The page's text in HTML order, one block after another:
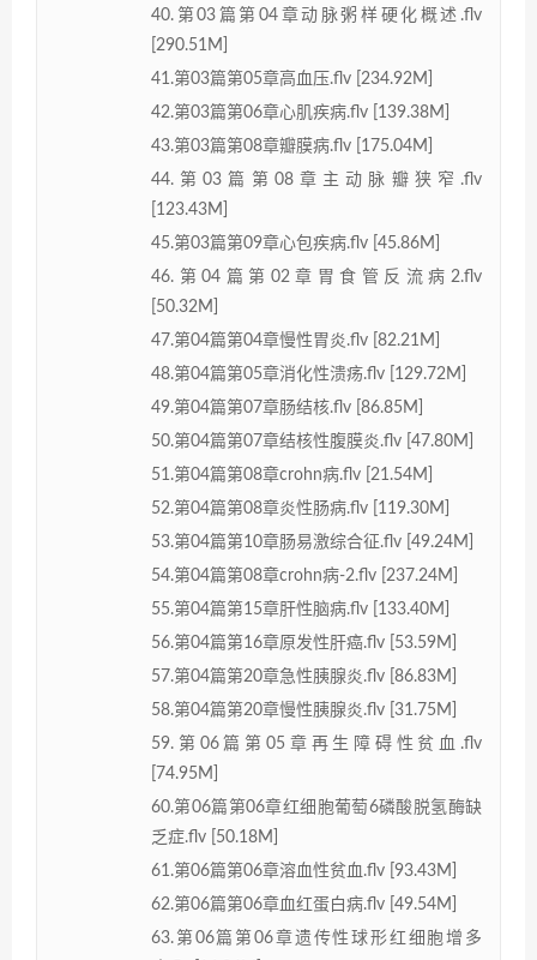
40.第03篇第04章动脉粥样硬化概述.flv
[290.51M]
41.第03篇第05章高血压.flv [234.92M]
42.第03篇第06章心肌疾病.flv [139.38M]
43.第03篇第08章瓣膜病.flv [175.04M]
44.第03篇第08章主动脉瓣狭窄.flv
[123.43M]
45.第03篇第09章心包疾病.flv [45.86M]
46.第04篇第02章胃食管反流病2.flv
[50.32M]
47.第04篇第04章慢性胃炎.flv [82.21M]
48.第04篇第05章消化性溃疡.flv [129.72M]
49.第04篇第07章肠结核.flv [86.85M]
50.第04篇第07章结核性腹膜炎.flv [47.80M]
51.第04篇第08章crohn病.flv [21.54M]
52.第04篇第08章炎性肠病.flv [119.30M]
53.第04篇第10章肠易激综合征.flv [49.24M]
54.第04篇第08章crohn病-2.flv [237.24M]
55.第04篇第15章肝性脑病.flv [133.40M]
56.第04篇第16章原发性肝癌.flv [53.59M]
57.第04篇第20章急性胰腺炎.flv [86.83M]
58.第04篇第20章慢性胰腺炎.flv [31.75M]
59.第06篇第05章再生障碍性贫血.flv
[74.95M]
60.第06篇第06章红细胞葡萄6磷酸脱氢酶缺
乏症.flv [50.18M]
61.第06篇第06章溶血性贫血.flv [93.43M]
62.第06篇第06章血红蛋白病.flv [49.54M]
63.第06篇第06章遗传性球形红细胞增多